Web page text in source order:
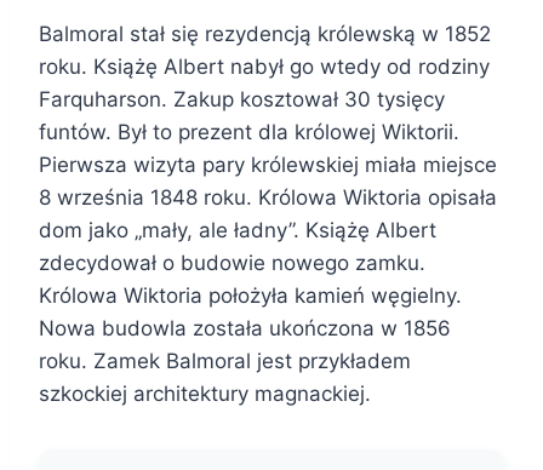
Balmoral stał się rezydencją królewską w 1852
roku. Książę Albert nabył go wtedy od rodziny
Farquharson. Zakup kosztował 30 tysięcy
funtów. Był to prezent dla królowej Wiktorii.
Pierwsza wizyta pary królewskiej miała miejsce
8 września 1848 roku. Królowa Wiktoria opisała
dom jako „mały, ale ładny”. Książę Albert
zdecydował o budowie nowego zamku.
Królowa Wiktoria położyła kamień węgielny.
Nowa budowla została ukończona w 1856
roku. Zamek Balmoral jest przykładem
szkockiej architektury magnackiej.